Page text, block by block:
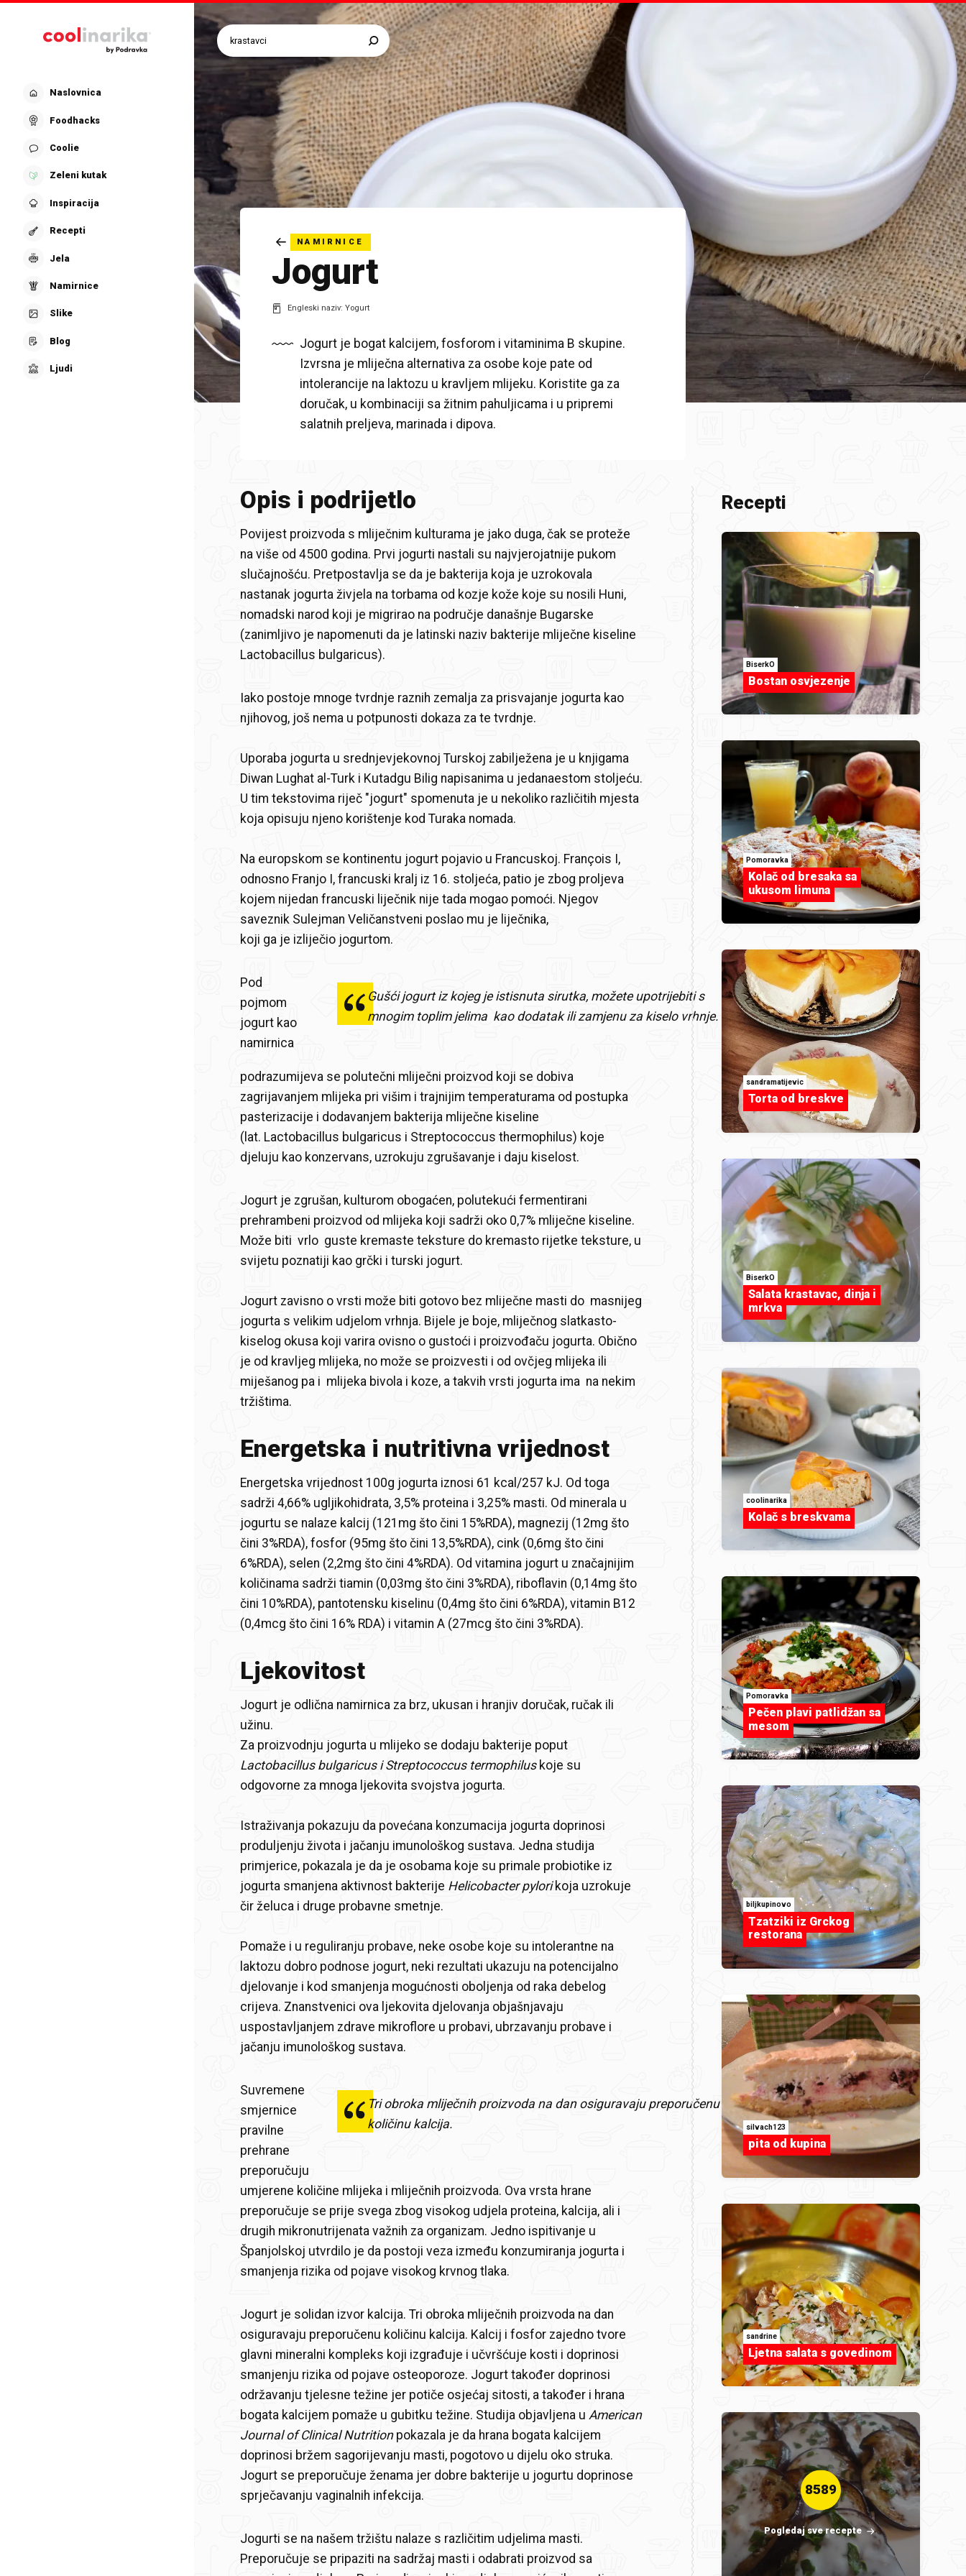
Naslovnica
Foodhacks
Coolie
Zeleni kutak
Inspiracija
Recepti
Jela
Namirnice
Slike
Blog
Ljudi
NAMIRNICE
Jogurt
Engleski naziv: Yogurt
Jogurt je bogat kalcijem, fosforom i vitaminima B skupine.
Izvrsna je mliječna alternativa za osobe koje pate od
intolerancije na laktozu u kravljem mlijeku. Koristite ga za
doručak, u kombinaciji sa žitnim pahuljicama i u pripremi
salatnih preljeva, marinada i dipova.
Opis i podrijetlo
Povijest proizvoda s mliječnim kulturama je jako duga, čak se proteže
na više od 4500 godina. Prvi jogurti nastali su najvjerojatnije pukom
slučajnošću. Pretpostavlja se da je bakterija koja je uzrokovala
nastanak jogurta živjela na torbama od kozje kože koje su nosili Huni,
nomadski narod koji je migrirao na područje današnje Bugarske
(zanimljivo je napomenuti da je latinski naziv bakterije mliječne kiseline
Lactobacillus bulgaricus).
Iako postoje mnoge tvrdnje raznih zemalja za prisvajanje jogurta kao
njihovog, još nema u potpunosti dokaza za te tvrdnje.
Uporaba jogurta u srednjevjekovnoj Turskoj zabilježena je u knjigama
Diwan Lughat al-Turk i Kutadgu Bilig napisanima u jedanaestom stoljeću.
U tim tekstovima riječ "jogurt" spomenuta je u nekoliko različitih mjesta
koja opisuju njeno korištenje kod Turaka nomada.
Na europskom se kontinentu jogurt pojavio u Francuskoj. François I,
odnosno Franjo I, francuski kralj iz 16. stoljeća, patio je zbog proljeva
kojem nijedan francuski liječnik nije tada mogao pomoći. Njegov
saveznik Sulejman Veličanstveni poslao mu je liječnika,
koji ga je izliječio jogurtom.
Gušći jogurt iz kojeg je istisnuta sirutka, možete upotrijebiti s
mnogim toplim jelima kao dodatak ili zamjenu za kiselo vrhnje.
Pod
pojmom
jogurt kao
namirnica
podrazumijeva se polutečni mliječni proizvod koji se dobiva
zagrijavanjem mlijeka pri višim i trajnijim temperaturama od postupka
pasterizacije i dodavanjem bakterija mliječne kiseline
(lat. Lactobacillus bulgaricus i Streptococcus thermophilus) koje
djeluju kao konzervans, uzrokuju zgrušavanje i daju kiselost.
Jogurt je zgrušan, kulturom obogaćen, polutekući fermentirani
prehrambeni proizvod od mlijeka koji sadrži oko 0,7% mliječne kiseline.
Može biti vrlo guste kremaste teksture do kremasto rijetke teksture, u
svijetu poznatiji kao grčki i turski jogurt.
Jogurt zavisno o vrsti može biti gotovo bez mliječne masti do masnijeg
jogurta s velikim udjelom vrhnja. Bijele je boje, mliječnog slatkasto-
kiselog okusa koji varira ovisno o gustoći i proizvođaču jogurta. Obično
je od kravljeg mlijeka, no može se proizvesti i od ovčjeg mlijeka ili
miješanog pa i mlijeka bivola i koze, a takvih vrsti jogurta ima na nekim
tržištima.
Energetska i nutritivna vrijednost
Energetska vrijednost 100g jogurta iznosi 61 kcal/257 kJ. Od toga
sadrži 4,66% ugljikohidrata, 3,5% proteina i 3,25% masti. Od minerala u
jogurtu se nalaze kalcij (121mg što čini 15%RDA), magnezij (12mg što
čini 3%RDA), fosfor (95mg što čini 13,5%RDA), cink (0,6mg što čini
6%RDA), selen (2,2mg što čini 4%RDA). Od vitamina jogurt u značajnijim
količinama sadrži tiamin (0,03mg što čini 3%RDA), riboflavin (0,14mg što
čini 10%RDA), pantotensku kiselinu (0,4mg što čini 6%RDA), vitamin B12
(0,4mcg što čini 16% RDA) i vitamin A (27mcg što čini 3%RDA).
Ljekovitost
Jogurt je odlična namirnica za brz, ukusan i hranjiv doručak, ručak ili
užinu.
Za proizvodnju jogurta u mlijeko se dodaju bakterije poput
Lactobacillus bulgaricus i Streptococcus termophiluskoje su
odgovorne za mnoga ljekovita svojstva jogurta.
Istraživanja pokazuju da povećana konzumacija jogurta doprinosi
produljenju života i jačanju imunološkog sustava. Jedna studija
primjerice, pokazala je da je osobama koje su primale probiotike iz
jogurta smanjena aktivnost bakterije Helicobacter pylorikoja uzrokuje
čir želuca i druge probavne smetnje.
Pomaže i u reguliranju probave, neke osobe koje su intolerantne na
laktozu dobro podnose jogurt, neki rezultati ukazuju na potencijalno
djelovanje i kod smanjenja mogućnosti oboljenja od raka debelog
crijeva. Znanstvenici ova ljekovita djelovanja objašnjavaju
uspostavljanjem zdrave mikroflore u probavi, ubrzavanju probave i
jačanju imunološkog sustava.
Tri obroka mliječnih proizvoda na dan osiguravaju preporučenu
količinu kalcija.
Suvremene
smjernice
pravilne
prehrane
preporučuju
umjerene količine mlijeka i mliječnih proizvoda. Ova vrsta hrane
preporučuje se prije svega zbog visokog udjela proteina, kalcija, ali i
drugih mikronutrijenata važnih za organizam. Jedno ispitivanje u
Španjolskoj utvrdilo je da postoji veza između konzumiranja jogurta i
smanjenja rizika od pojave visokog krvnog tlaka.
Jogurt je solidan izvor kalcija. Tri obroka mliječnih proizvoda na dan
osiguravaju preporučenu količinu kalcija. Kalcij i fosfor zajedno tvore
glavni mineralni kompleks koji izgrađuje i učvršćuje kosti i doprinosi
smanjenju rizika od pojave osteoporoze. Jogurt također doprinosi
održavanju tjelesne težine jer potiče osjećaj sitosti, a također i hrana
bogata kalcijem pomaže u gubitku težine. Studija objavljena u American
Journal of Clinical Nutritionpokazala je da hrana bogata kalcijem
doprinosi bržem sagorijevanju masti, pogotovo u dijelu oko struka.
Jogurt se preporučuje ženama jer dobre bakterije u jogurtu doprinose
sprječavanju vaginalnih infekcija.
Jogurti se na našem tržištu nalaze s različitim udjelima masti.
Preporučuje se pripaziti na sadržaj masti i odabrati proizvod sa
Recepti
BiserkO
Bostan osvjezenje
Pomoravka
Kolač od bresaka sa
ukusom limuna
sandramatijevic
Torta od breskve
BiserkO
Salata krastavac, dinja i
mrkva
coolinarika
Kolač s breskvama
Pomoravka
Pečen plavi patlidžan sa
mesom
biljkupinovo
Tzatziki iz Grckog
restorana
silvach123
pita od kupina
sandrine
Ljetna salata s govedinom
8589
Pogledaj sve recepte